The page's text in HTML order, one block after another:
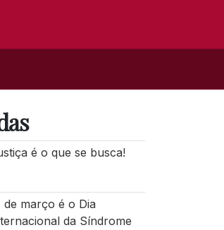
é o que se busca!
de março é o Dia
da Síndrome